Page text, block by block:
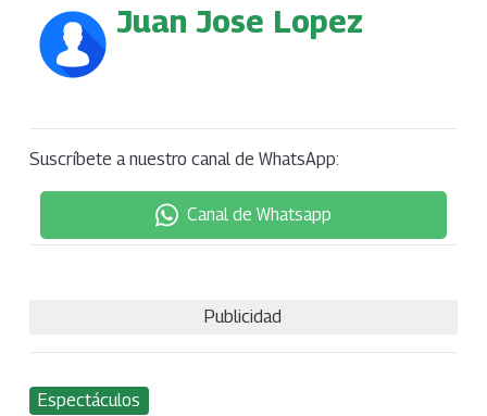
Juan Jose Lopez
Suscríbete a nuestro canal de WhatsApp:
Canal de Whatsapp
Publicidad
Espectáculos